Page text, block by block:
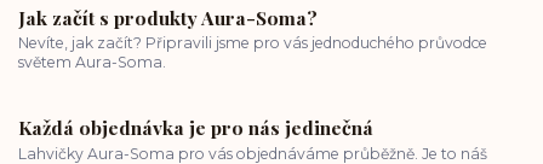
Jak začít s produkty Aura-Soma?
Nevíte, jak začít? Připravili jsme pro vás jednoduchého průvodce
světem Aura-Soma.
Každá objednávka je pro nás jedinečná
Lahvičky Aura-Soma pro vás objednáváme průběžně. Je to náš